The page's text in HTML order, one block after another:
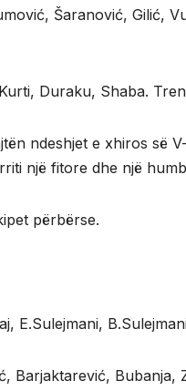
Šaranović, Gilić,
Duraku, Shaba.
ndeshjet e xhiros së
një fitore dhe një
përbërse.
E.Sulejmani,
Barjaktarević, Bubanja,